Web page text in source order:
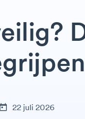
22 juli 2026